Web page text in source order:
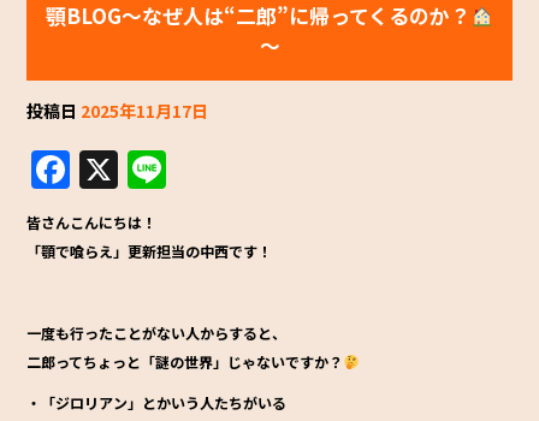
顎BLOG～なぜ人は“二郎”に帰ってくるのか？
～
投稿日 2025年11月17日
F
a
c
b
o
o
X
e
皆さんこんにちは！
「顎で喰らえ」更新担当の中西です！
一度も行ったことがない人からすると、
二郎ってちょっと「謎の世界」じゃないですか？
・「ジロリアン」とかいう人たちがいる